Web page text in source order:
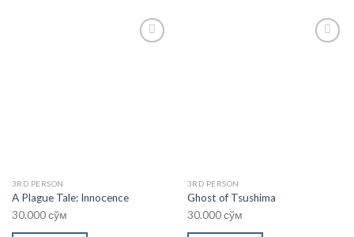
3RD PERSON
A Plague Tale: Innocence
30.000сўм
3RD PERSON
Ghost of Tsushima
30.000сўм